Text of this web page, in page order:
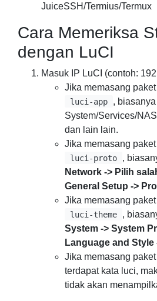
JuiceSSH/Termius/Termux
Cara Memeriksa
dengan LuCI
Masuk IP LuCI (contoh:
Jika memasang
luci-app
,
System/Services/
dan lain lain.
Jika memasang
luci-proto
,
Network -> Pilih
General Setup ->
Jika memasang
luci-theme
,
System -> System
Language and Style
Jika memasang
terdapat kata luci,
tidak akan